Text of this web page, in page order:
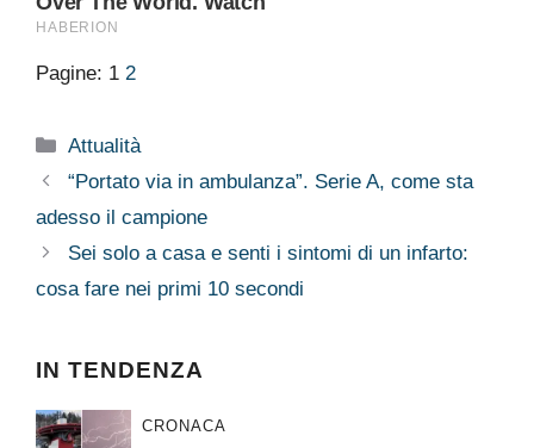
Pagine: 1 2
Categorie
Attualità
“Portato via in ambulanza”. Serie A, come sta
adesso il campione
Sei solo a casa e senti i sintomi di un infarto:
cosa fare nei primi 10 secondi
IN TENDENZA
CRONACA